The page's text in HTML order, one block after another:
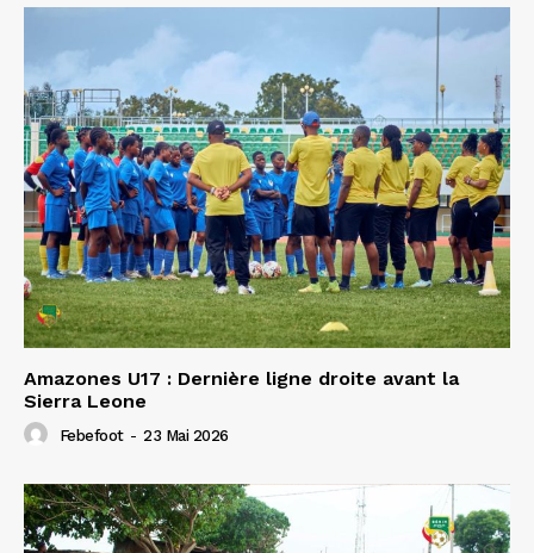
Amazones U17 : Dernière ligne droite avant la
Sierra Leone
Febefoot - 23 Mai 2026